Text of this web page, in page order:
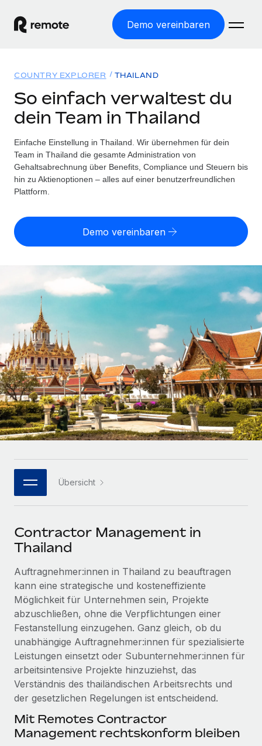
Demo vereinbaren
WELTWEITE BESCHÄFTIGUNG
Globale Payroll
Einfache, rechtssicher Payroll
Employer of Record
Weltweites Wachstum ohne Kosten für Niederlassungen
Contractor of Record
Rechtssichere, weltweite Arbeit mit Freelancer:innen
Globales Onboarding und Verwalten von
Freelancer:innen
Auslagern von komplexen HR-Aufgaben
INFRASTRUKTUR
Remote Embedded
Nahtlose Integration der HR in bestehende Abläufe
Plattform
Integrierte HR-Kernfunktionen für dein Team
MCP
Integrationen
Tools
DIENSTLEISTUNGEN
Frag unsere Expert:innen
Hilfe von Expert:innen für globale HR & Compliance
Background-Checks
Einfacheres Bewerber:innen-Screening
Compliance Watchtower
Lückenlose Compliance
Geräteverwaltung
Globale Bereitstellung und Verfolgung von IT-
Geräten
Lösungen
WELTWEITE ABDECKUNG
Country Explorer
Länderspezifische Unterstützung bei der Einstellung
Einfache Einstellung in allen US-Bundesstaaten
WACHSTUMSPHASE
Startups
Agile HR- und Payroll-Lösungen für wachsende
Unternehmen
Mittelstand
Maßgeschneiderte HR-Lösungen, um Teams zu
vergrößern
Enterprise
Globale HR für Konzerne und Großunternehmen
PARTNER WERDEN
Flexible Einbettung von Global-HR-Funktionen in deine
Partner werden
Remote Build
Beratung zu Integrationen und KI-Automatisierung
FALLSTUDIEN
So hat der KI-Vorreiter Weaviate sein Team mit
Remote um 120 % vergrößert
Open-Source-Infrastrukturen. Das...
Mehr erfahren
Ressourcen
TOOLS UND RECHNER
Scheinselbstständigkeitsrisiko berechnen
Personalkostenrechner
Gesamtbeschäftigungskosten
Honorarzahlungen berechnen
Informationen zu möglichen Währungen und
Abwicklungsfristen für globale Freelancer:innen
LERNEN MIT REMOTE
Forschung und Leitfäden
Fallstudien
HR-Glossar
Bibliothek für Stellenbeschreibungen
Webinare
Events
Newsroom
Informationen zu Gehältern und Qualifikationen
Insights Center
Hol dir Unterstützung
Alle Ressourcen anzeigen
BLOG
Globale Payroll
EOR und PEO
Preise
Français
Deutsch
Español
Italiano
Português (Portugal)
한국어
Anmelden
COUNTRY EXPLORER THAILAND
So einfach verwaltest du
dein Team in Thailand
Einfache Einstellung in Thailand. Wir übernehmen für dein
Team in Thailand die gesamte Administration von
Gehaltsabrechnung über Benefits, Compliance und Steuern bis
hin zu Aktienoptionen – alles auf einer benutzerfreundlichen
Plattform.
Demo vereinbaren
Übersicht
Contractor Management in
Thailand
Auftragnehmer:innen in Thailand zu beauftragen
kann eine strategische und kosteneffiziente
Möglichkeit für Unternehmen sein, Projekte
abzuschließen, ohne die Verpflichtungen einer
Festanstellung einzugehen. Ganz gleich, ob du
unabhängige Auftragnehmer:innen für spezialisierte
Leistungen einsetzt oder Subunternehmer:innen für
arbeitsintensive Projekte hinzuziehst, das
Verständnis des thailändischen Arbeitsrechts und
der gesetzlichen Regelungen ist entscheidend.
Mit Remotes Contractor
Management rechtskonform bleiben